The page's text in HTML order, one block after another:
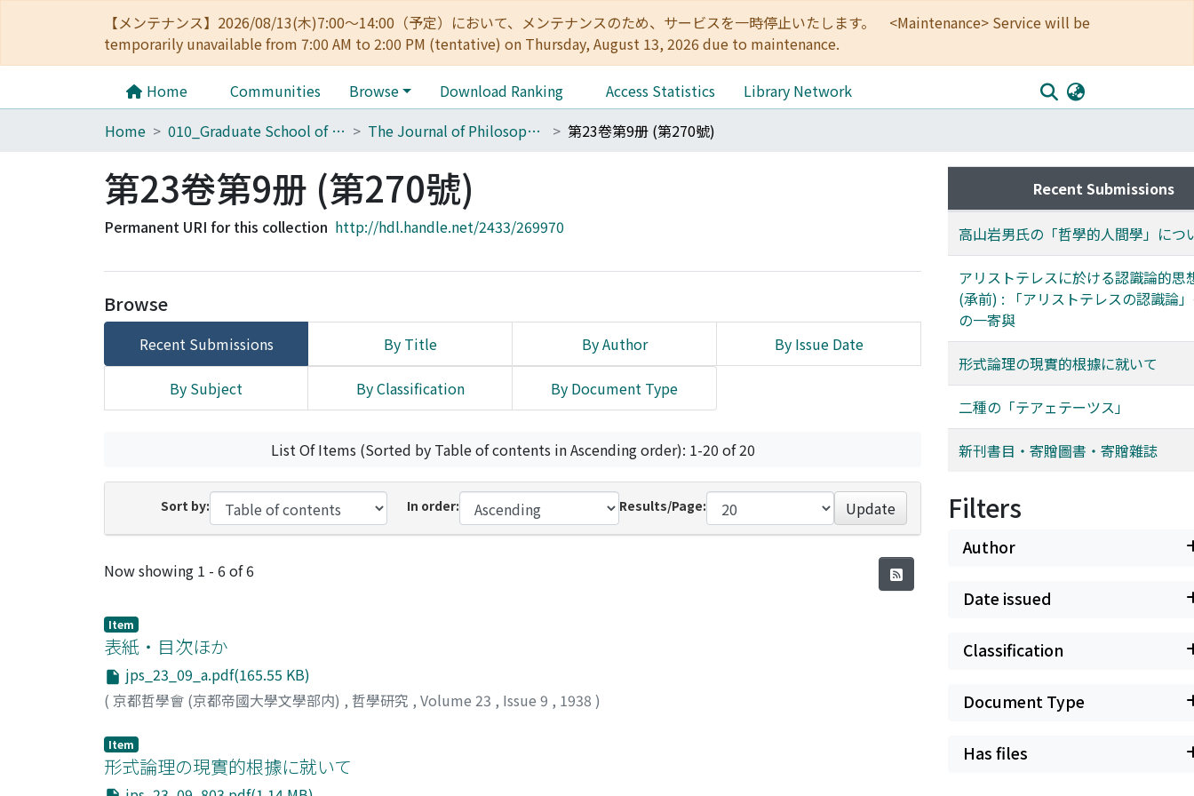
【メンテナンス】2026/08/13(木)7:00～14:00（予定）において、メンテナンスのため、サービスを一時停止いたします。 <Maintenance> Service will be
temporarily unavailable from 7:00 AM to 2:00 PM (tentative) on Thursday, August 13, 2026 due to maintenance.
Home Communities Browse Download Ranking Access Statistics
Library Network
Home
010_Graduate School of Letters The Journal of Philosophical Studies 第23卷第9册 (第270號)
第23卷第9册 (第270號)
Permanent URI for this collection http://hdl.handle.net/2433/269970
Browse
Recent Submissions By Title By Author By Issue Date
By Subject By Classification By Document Type
List Of Items (Sorted by Table of contents in Ascending order): 1-20 of 20
Sort by: In order: Results/Page: Update
Recent Submissions
Now showing 1 - 6 of 6
Item
表紙・目次ほか
jps_23_09_a.pdf(165.55 KB)
( 京都哲學會 (京都帝國大學文學部内) , 哲學研究 , Volume 23 , Issue 9 , 1938 )
Item
形式論理の現實的根據に就いて
Recent Submissions
高山岩男氏の「哲學的人間學」につ
アリストテレスに於ける認識論的思
(承前) : 「アリストテレスの認識論
の一寄與
形式論理の現實的根據に就いて
二種の「テアェテーツス」
新刊書目・寄贈圖書・寄贈雜誌
Filters
Author
Date issued
Classification
Document Type
Has files